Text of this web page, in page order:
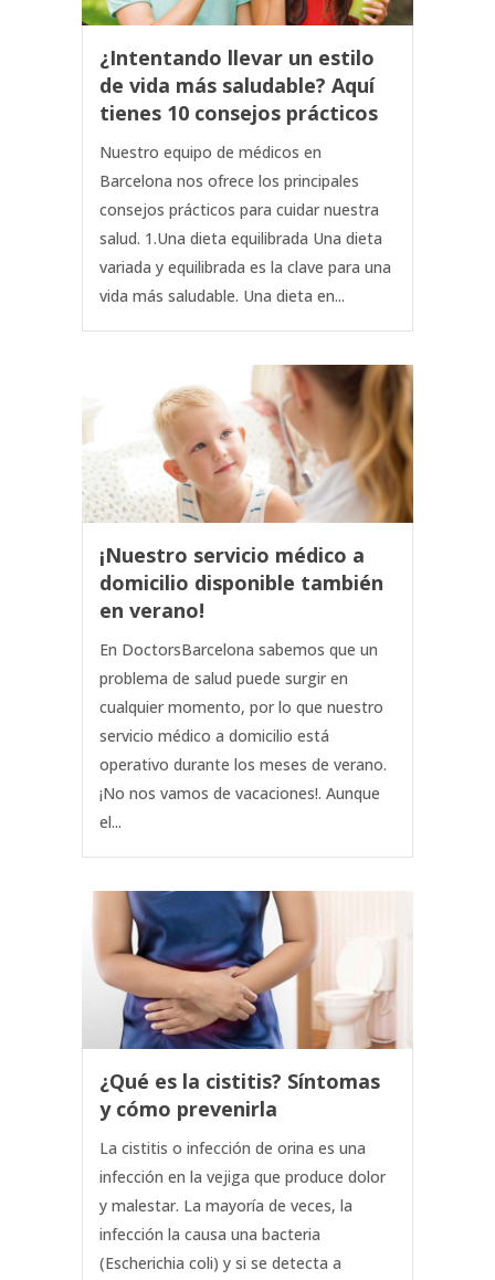
¿Intentando llevar un estilo
de vida más saludable? Aquí
tienes 10 consejos prácticos
Nuestro equipo de médicos en
Barcelona nos ofrece los principales
consejos prácticos para cuidar nuestra
salud. 1.Una dieta equilibrada Una dieta
variada y equilibrada es la clave para una
vida más saludable. Una dieta en...
¡Nuestro servicio médico a
domicilio disponible también
en verano!
En DoctorsBarcelona sabemos que un
problema de salud puede surgir en
cualquier momento, por lo que nuestro
servicio médico a domicilio está
operativo durante los meses de verano.
¡No nos vamos de vacaciones!. Aunque
el...
¿Qué es la cistitis? Síntomas
y cómo prevenirla
La cistitis o infección de orina es una
infección en la vejiga que produce dolor
y malestar. La mayoría de veces, la
infección la causa una bacteria
(Escherichia coli) y si se detecta a